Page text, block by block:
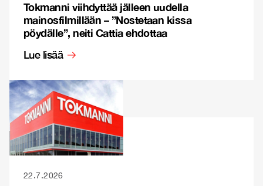
Tokmanni viihdyttää jälleen uudella
mainosfilmillään – ”Nostetaan kissa
pöydälle”, neiti Cattia ehdottaa
Lue lisää
22.7.2026